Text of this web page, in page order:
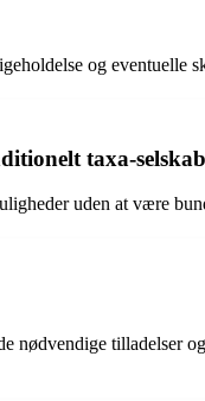
og eventuelle
taxa-
uden at være
tilladelser